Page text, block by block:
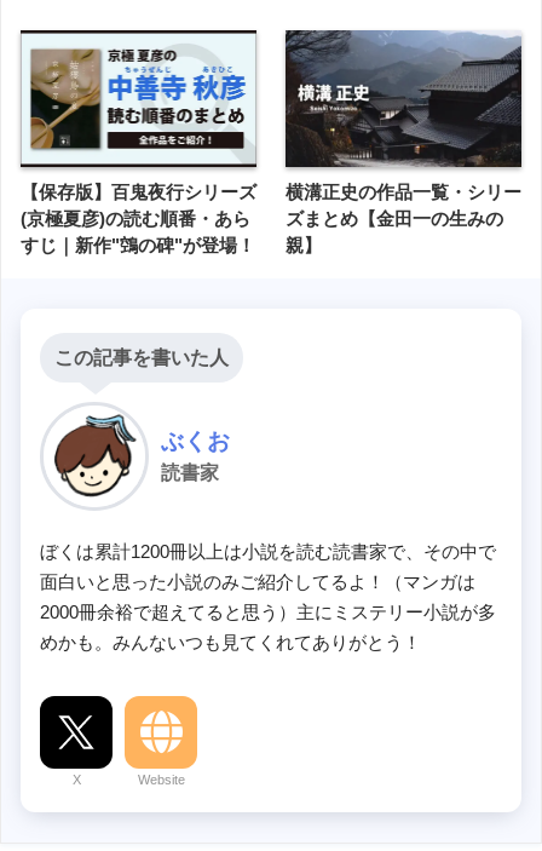
【保存版】百鬼夜行シリーズ
(京極夏彦)の読む順番・あら
すじ｜新作"鵼の碑"が登場！
横溝正史の作品一覧・シリー
ズまとめ【金田一の生みの
親】
この記事を書いた人
ぶくお
読書家
ぼくは累計1200冊以上は小説を読む読書家で、その中で
面白いと思った小説のみご紹介してるよ！（マンガは
2000冊余裕で超えてると思う）主にミステリー小説が多
めかも。みんないつも見てくれてありがとう！
X Website